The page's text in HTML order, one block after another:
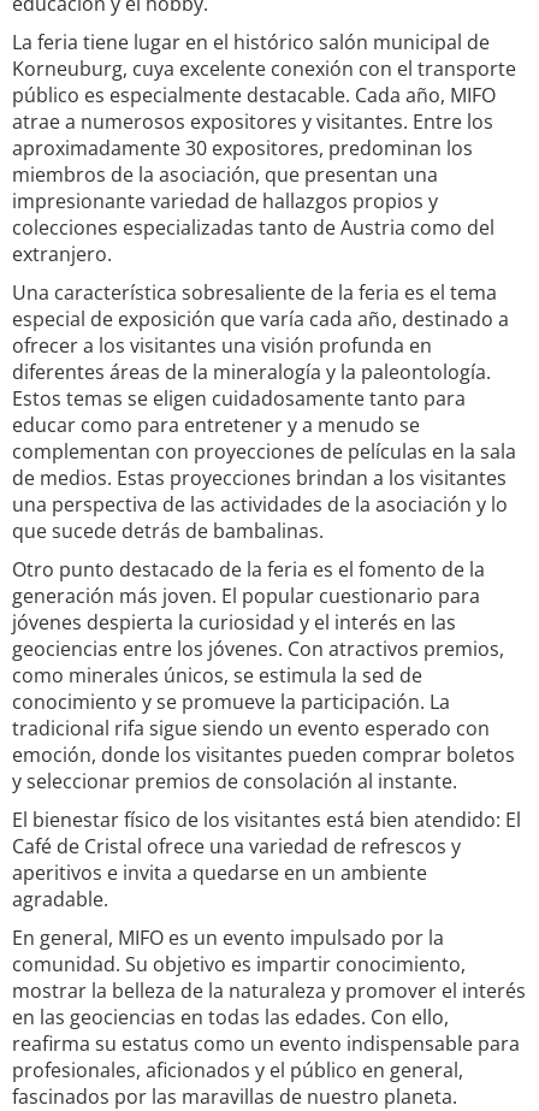
La feria tiene lugar en el histórico salón municipal de
Korneuburg, cuya excelente conexión con el transporte
público es especialmente destacable. Cada año, MIFO
atrae a numerosos expositores y visitantes. Entre los
aproximadamente 30 expositores, predominan los
miembros de la asociación, que presentan una
impresionante variedad de hallazgos propios y
colecciones especializadas tanto de Austria como del
extranjero.
Una característica sobresaliente de la feria es el tema
especial de exposición que varía cada año, destinado a
ofrecer a los visitantes una visión profunda en
diferentes áreas de la mineralogía y la paleontología.
Estos temas se eligen cuidadosamente tanto para
educar como para entretener y a menudo se
complementan con proyecciones de películas en la sala
de medios. Estas proyecciones brindan a los visitantes
una perspectiva de las actividades de la asociación y lo
que sucede detrás de bambalinas.
Otro punto destacado de la feria es el fomento de la
generación más joven. El popular cuestionario para
jóvenes despierta la curiosidad y el interés en las
geociencias entre los jóvenes. Con atractivos premios,
como minerales únicos, se estimula la sed de
conocimiento y se promueve la participación. La
tradicional rifa sigue siendo un evento esperado con
emoción, donde los visitantes pueden comprar boletos
y seleccionar premios de consolación al instante.
El bienestar físico de los visitantes está bien atendido: El
Café de Cristal ofrece una variedad de refrescos y
aperitivos e invita a quedarse en un ambiente
agradable.
En general, MIFO es un evento impulsado por la
comunidad. Su objetivo es impartir conocimiento,
mostrar la belleza de la naturaleza y promover el interés
en las geociencias en todas las edades. Con ello,
reafirma su estatus como un evento indispensable para
profesionales, aficionados y el público en general,
fascinados por las maravillas de nuestro planeta.